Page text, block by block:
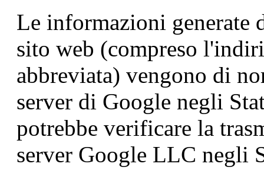
Le informazioni
sito web (compreso
abbreviata) vengono di
server di Google negli
potrebbe verificare la
server Google LLC negli